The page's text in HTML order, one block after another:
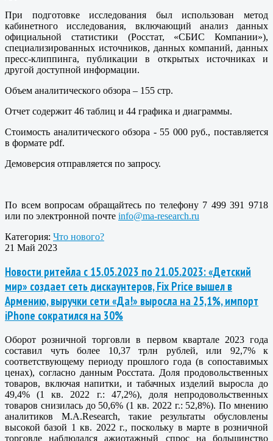
При подготовке исследования был использован метод
кабинетного исследования, включающий анализ данных
официальной статистики (Росстат, «СБИС Компании»),
специализированных источников, данных компаний, данных
пресс-клиппинга, публикации в открытых источниках и
другой доступной информации.
Объем аналитического обзора – 155 стр.
Отчет содержит 46 таблиц и 44 графика и диаграммы.
Стоимость аналитического обзора - 55 000 руб., поставляется
в формате pdf.
Демоверсия отправляется по запросу.
По всем вопросам обращайтесь по телефону 7 499 391 9718
или по электронной почте info@ma-research.ru
Категория: Что нового?
21 Май 2023
Новости ритейла с 15.05.2023 по 21.05.2023: «Детский
мир» создает сеть дискаунтеров, Fix Price вышел в
Армению, выручки сети «Да!» выросла на 25,1%, импорт
iPhone сократился на 30%
Оборот розничной торговли в первом квартале 2023 года
составил чуть более 10,37 трлн рублей, или 92,7% к
соответствующему периоду прошлого года (в сопоставимых
ценах), согласно данным Росстата. Доля продовольственных
товаров, включая напитки, и табачных изделий выросла до
49,4% (1 кв. 2022 г.: 47,2%), доля непродовольственных
товаров снизилась до 50,6% (1 кв. 2022 г.: 52,8%). По мнению
аналитиков M.A.Research, такие результаты обусловлены
высокой базой 1 кв. 2022 г., поскольку в марте в розничной
торговле наблюдался ажиотажный спрос на большинство